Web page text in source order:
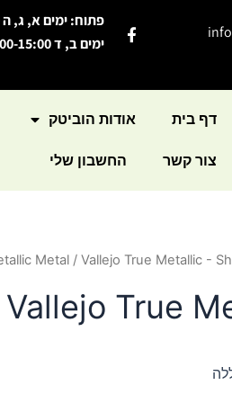
b
o
f
פתוח: ימים א, ג, ה 09:00-13:00, 16:00-18:00
ימים ב, ד 09:00-15:00. רצוי לתאם לפני ההגעה
דף בית אודות הוביטק
צור קשר החשבון שלי
Metal / Vallejo True Metallic -
Vallejo True